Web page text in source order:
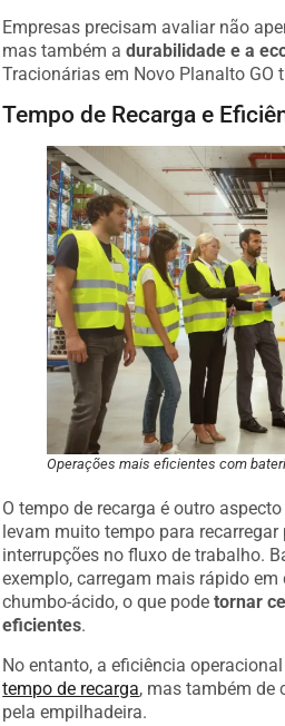
Empresas precisam avaliar não
mas também adurabilidade e a
Tracionárias em Novo Planalto GO
Tempo de Recarga e
Operações mais eficientes com
O tempo de recarga é outro
levam muito tempo para
interrupções no fluxo de trabalho.
exemplo, carregam mais rápido
chumbo-ácido, o que podetornar
eficientes.
No entanto, a eficiência
tempo de recarga, mas também de
pela empilhadeira.